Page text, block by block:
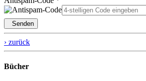
Senden
› zurück
Bücher